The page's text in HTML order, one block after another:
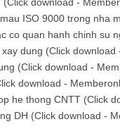
download -
ISO 9000 trong nha
co quan hanh chinh su
dung (Click download
(Click download -
download -
he thong CNTT (Click
DH (Click download -